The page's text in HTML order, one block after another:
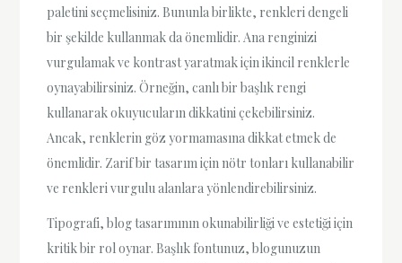
paletini seçmelisiniz. Bununla birlikte, renkleri dengeli
bir şekilde kullanmak da önemlidir. Ana renginizi
vurgulamak ve kontrast yaratmak için ikincil renklerle
oynayabilirsiniz. Örneğin, canlı bir başlık rengi
kullanarak okuyucuların dikkatini çekebilirsiniz.
Ancak, renklerin göz yormamasına dikkat etmek de
önemlidir. Zarif bir tasarım için nötr tonları kullanabilir
ve renkleri vurgulu alanlara yönlendirebilirsiniz.
Tipografi, blog tasarımının okunabilirliği ve estetiği için
kritik bir rol oynar. Başlık fontunuz, blogunuzun